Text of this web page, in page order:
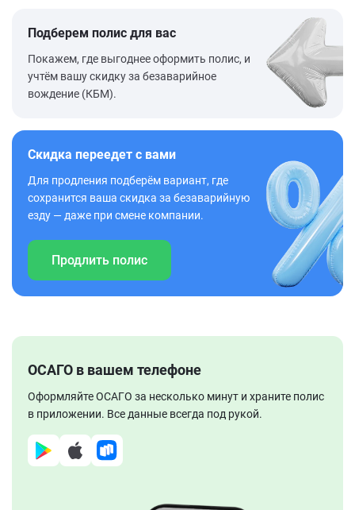
Подберем полис для вас
Покажем, где выгоднее оформить полис, и
учтём вашу скидку за безаварийное
вождение (КБМ).
Скидка переедет с вами
Для продления подберём вариант, где
сохранится ваша скидка за безаварийную
езду — даже при смене компании.
Продлить полис
ОСАГО в вашем телефоне
Оформляйте ОСАГО за несколько минут и храните полис
в приложении. Все данные всегда под рукой.